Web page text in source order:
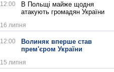
12:00
В Польщі майже щодня
атакують громадян України
16 липня
12:00
Волиняк вперше став
прем'єром України
15 липня